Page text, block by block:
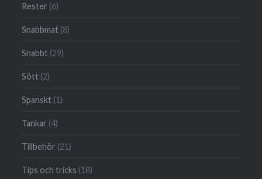
Rester (6)
Snabbmat (8)
Snabbt (29)
Sött (2)
Spanskt (1)
Tankar (4)
Tillbehör (21)
Tips och tricks (18)